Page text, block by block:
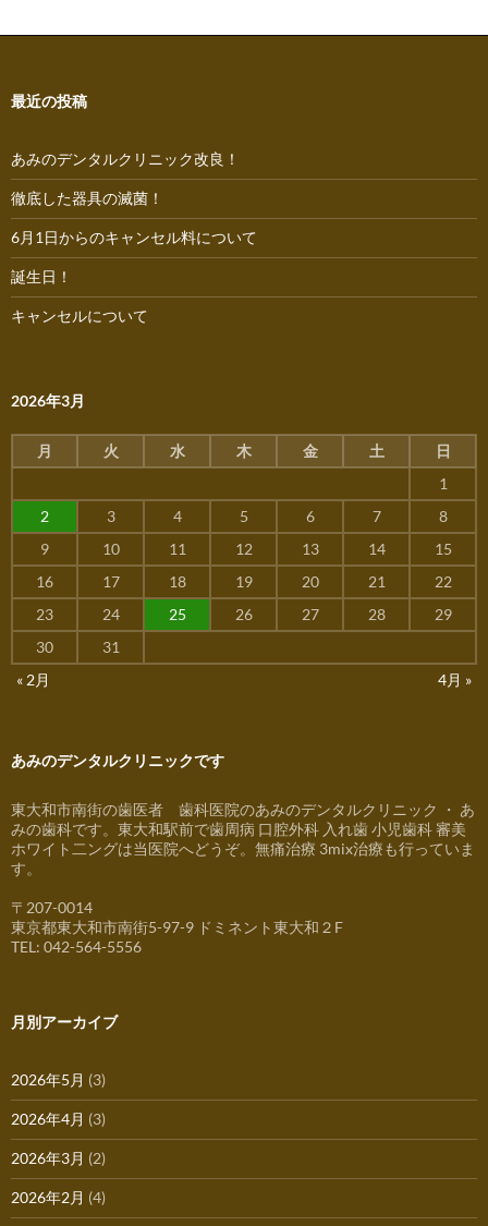
最近の投稿
あみのデンタルクリニック改良！
徹底した器具の滅菌！
6月1日からのキャンセル料について
誕生日！
キャンセルについて
2026年3月
月 火 水 木 金 土
日
1
2
3 4 5 6 7
8
9
10 11 12 13 14
15
16
17 18 19 20 21
22
23
24 25 26 27 28
29
30
31
« 2月
4月 »
あみのデンタルクリニックです
東大和市南街の歯医者 歯科医院のあみのデンタルクリニック ・ あ
みの歯科です。東大和駅前で歯周病 口腔外科 入れ歯 小児歯科 審美
ホワイト二ングは当医院へどうぞ。無痛治療 3mix治療も行っていま
す。
〒207-0014
東京都東大和市南街5-97-9 ドミネント東大和２F
TEL: 042-564-5556
月別アーカイブ
2026年5月 (3)
2026年4月 (3)
2026年3月 (2)
2026年2月 (4)